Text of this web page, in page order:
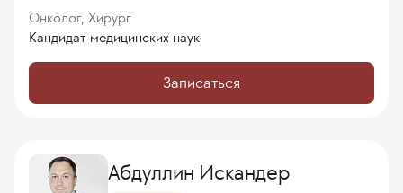
Онколог, Хирург
Кандидат медицинских наук
Записаться
Абдуллин Искандер